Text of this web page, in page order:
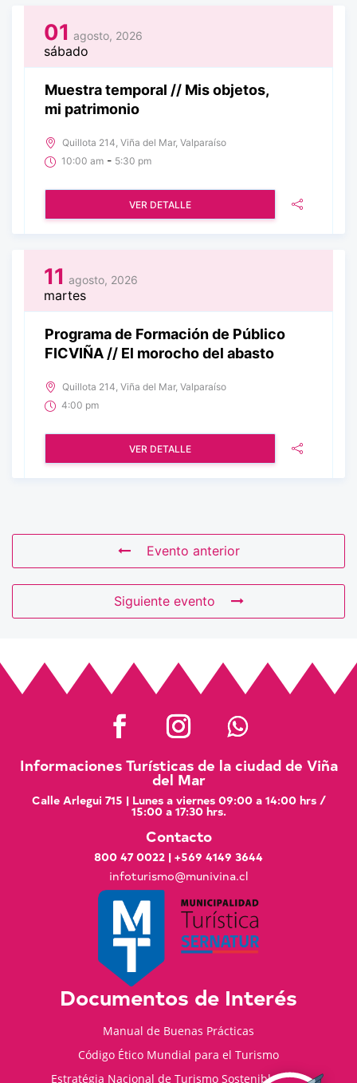
01 agosto, 2026
sábado
Muestra temporal // Mis objetos,
mi patrimonio
Quillota 214, Viña del Mar, Valparaíso
10:00 am - 5:30 pm
VER DETALLE
11 agosto, 2026
martes
Programa de Formación de Público
FICVIÑA // El morocho del abasto
Quillota 214, Viña del Mar, Valparaíso
4:00 pm
VER DETALLE
Evento anterior
Siguiente evento
Informaciones Turísticas de la ciudad de Viña
del Mar
Calle Arlegui 715 | Lunes a viernes 09:00 a 14:00 hrs /
15:00 a 17:30 hrs.
Contacto
800 47 0022 | +569 4149 3644
infoturismo@munivina.cl
Documentos de Interés
Manual de Buenas Prácticas
Código Ético Mundial para el Turismo
Estratégia Nacional de Turismo Sostenible 2035